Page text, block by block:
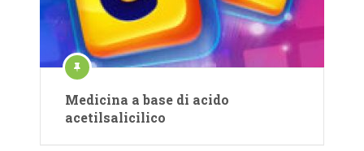
Medicina a base di acido
acetilsalicilico